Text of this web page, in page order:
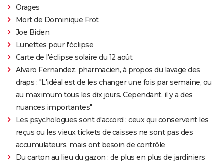
Orages
Mort de Dominique Frot
Joe Biden
Lunettes pour l'éclipse
Carte de l'éclipse solaire du 12 août
Alvaro Fernandez, pharmacien, à propos du lavage des
draps : "L'idéal est de les changer une fois par semaine, ou
au maximum tous les dix jours. Cependant, il y a des
nuances importantes"
Les psychologues sont d'accord : ceux qui conservent les
reçus ou les vieux tickets de caisses ne sont pas des
accumulateurs, mais ont besoin de contrôle
Du carton au lieu du gazon : de plus en plus de jardiniers